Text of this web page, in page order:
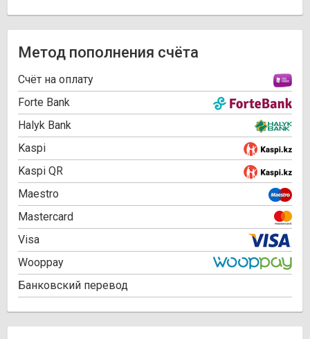
Метод пополнения счёта
Cчёт на оплату
Forte Bank
Halyk Bank
Kaspi
Kaspi QR
Maestro
Mastercard
Visa
Wooppay
Банковский перевод